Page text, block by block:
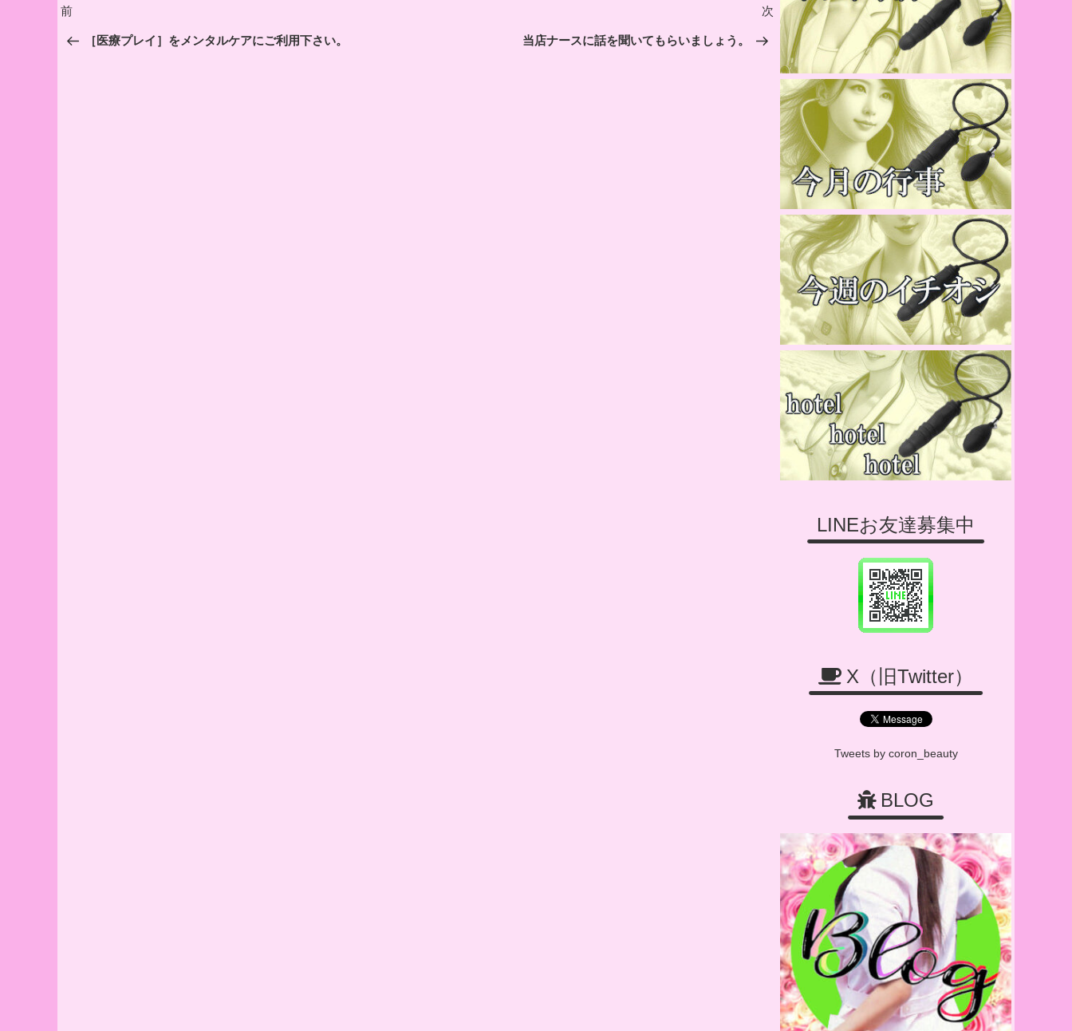
稿
前
投
前
［医療プレイ］をメンタルケアにご利用下さい。
次
の
稿
次
当店ナースに話を聞いてもらいましょう。
LINEお友達募集中
X（旧Twitter）
Tweets by coron_beauty
BLOG